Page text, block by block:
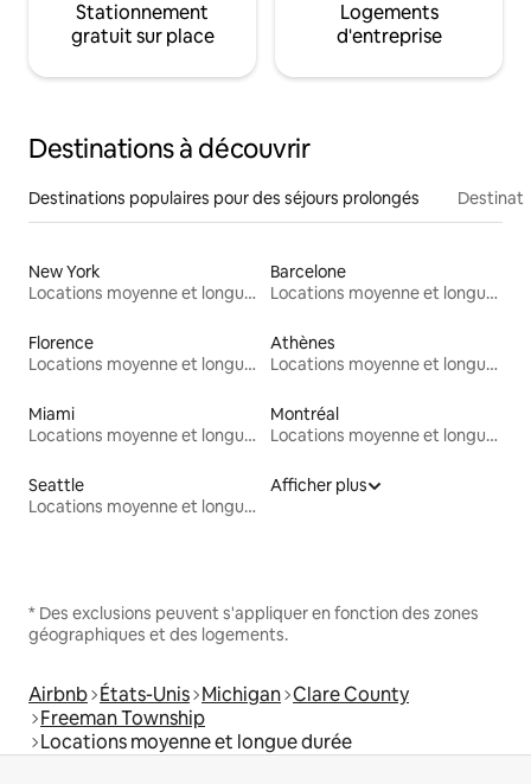
Stationnement
gratuit sur place
Logements
d'entreprise
Destinations à découvrir
Destinations populaires pour des séjours prolongés
New York
Locations moyenne et longue durée
Barcelone
Locations moyenne et longue durée
Florence
Locations moyenne et longue durée
Athènes
Locations moyenne et longue durée
Miami
Locations moyenne et longue durée
Montréal
Locations moyenne et longue durée
Seattle
Locations moyenne et longue durée
Afficher plus
* Des exclusions peuvent s'appliquer en fonction des zones
géographiques et des logements.
Airbnb États-Unis Michigan Clare County
Freeman Township
Locations moyenne et longue durée